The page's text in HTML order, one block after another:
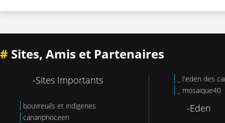
# Sites, Amis et Partenaires
-Sites Importants
bouvreuils et indigenes
canariphoceen
_ l'eden des
_ mosaique40
-Eden